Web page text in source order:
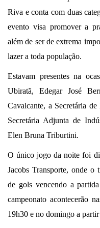
Riva e conta com duas
evento visa promover a
além de ser de extrema
lazer a toda população.
Estavam presentes na
Ubiratã, Edegar José
Cavalcante, a Secretária
Secretária Adjunta de
Elen Bruna Triburtini.
O único jogo da noite foi
Jacobs Transporte, onde o
de gols vencendo a
campeonato acontecerão
19h30 e no domingo a partir